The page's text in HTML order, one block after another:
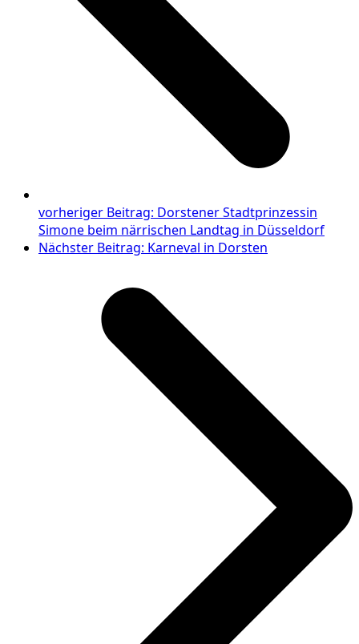
vorheriger Beitrag: Dorstener Stadtprinzessin
Simone beim närrischen Landtag in Düsseldorf
Nächster Beitrag: Karneval in Dorsten